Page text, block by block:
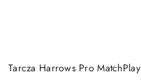
Tarcza Harrows Pro MatchPlay